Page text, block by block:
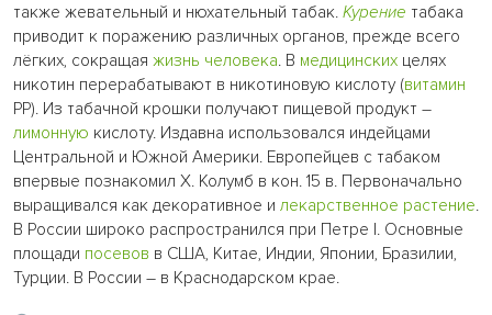
также жевательный и нюхательный табак. Курение табака
приводит к поражению различных органов, прежде всего
лёгких, сокращая жизнь человека. В медицинских целях
никотин перерабатывают в никотиновую кислоту (витамин
РР). Из табачной крошки получают пищевой продукт –
лимонную кислоту. Издавна использовался индейцами
Центральной и Южной Америки. Европейцев с табаком
впервые познакомил Х. Колумб в кон. 15 в. Первоначально
выращивался как декоративное и лекарственное растение.
В России широко распространился при Петре I. Основные
площади посевов в США, Китае, Индии, Японии, Бразилии,
Турции. В России – в Краснодарском крае.